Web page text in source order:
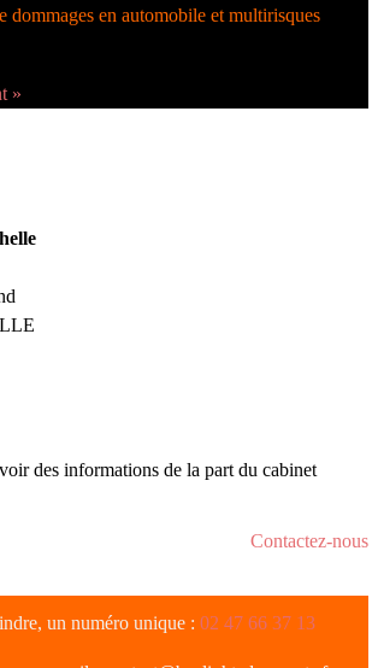
dommages en automobile et multirisques
»
des informations de la part du cabinet
Contactez-nous
un numéro unique : 02 47 66 37 13